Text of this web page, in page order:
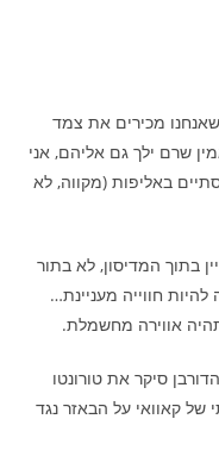
מכירים את צמד
שרם ילך גם אליהם, אני
באליפות (מקווה, לא
בתוך המדיסון, לא בתור
חווייה מעניינת…
אווירה מחשמלת.
סיקר את טורונטו
קאוואי על הבאזר נגד